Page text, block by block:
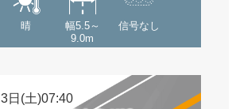
晴
幅5.5～
9.0m
信号なし
日(土)07:40